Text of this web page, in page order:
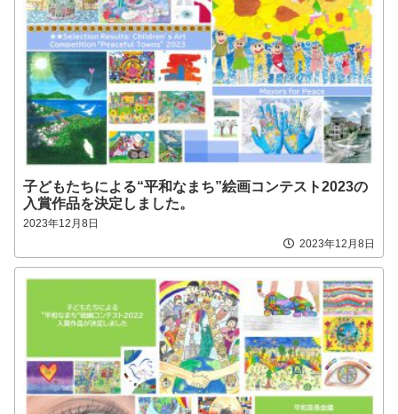
子どもたちによる“平和なまち”絵画コンテスト2023の
入賞作品を決定しました。
2023年12月8日
2023年12月8日